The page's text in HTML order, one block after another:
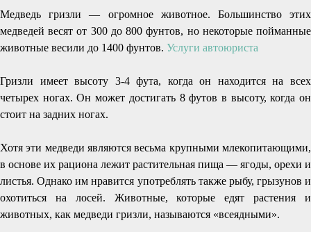
Медведь гризли — огромное животное. Большинство этих
медведей весят от 300 до 800 фунтов, но некоторые пойманные
животные весили до 1400 фунтов. Услуги автоюриста
Гризли имеет высоту 3-4 фута, когда он находится на всех
четырех ногах. Он может достигать 8 футов в высоту, когда он
стоит на задних ногах.
Хотя эти медведи являются весьма крупными млекопитающими,
в основе их рациона лежит растительная пища — ягоды, орехи и
листья. Однако им нравится употреблять также рыбу, грызунов и
охотиться на лосей. Животные, которые едят растения и
животных, как медведи гризли, называются «всеядными».